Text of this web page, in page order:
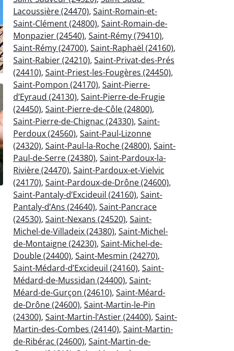
Lacoussière (24470), Saint-Romain-et-
Saint-Clément (24800), Saint-Romain-de-
Monpazier (24540), Saint-Rémy (79410),
Saint-Rémy (24700), Saint-Raphaël (24160),
Saint-Rabier (24210), Saint-Privat-des-Prés
(24410), Saint-Priest-les-Fougères (24450),
Saint-Pompon (24170), Saint-Pierre-
d’Eyraud (24130), Saint-Pierre-de-Frugie
(24450), Saint-Pierre-de-Côle (24800),
Saint-Pierre-de-Chignac (24330), Saint-
Perdoux (24560), Saint-Paul-Lizonne
(24320), Saint-Paul-la-Roche (24800), Saint-
Paul-de-Serre (24380), Saint-Pardoux-la-
Rivière (24470), Saint-Pardoux-et-Vielvic
(24170), Saint-Pardoux-de-Drône (24600),
Saint-Pantaly-d’Excideuil (24160), Saint-
Pantaly-d’Ans (24640), Saint-Pancrace
(24530), Saint-Nexans (24520), Saint-
Michel-de-Villadeix (24380), Saint-Michel-
de-Montaigne (24230), Saint-Michel-de-
Double (24400), Saint-Mesmin (24270),
Saint-Médard-d’Excideuil (24160), Saint-
Médard-de-Mussidan (24400), Saint-
Méard-de-Gurçon (24610), Saint-Méard-
de-Drône (24600), Saint-Martin-le-Pin
(24300), Saint-Martin-l’Astier (24400), Saint-
Martin-des-Combes (24140), Saint-Martin-
de-Ribérac (24600), Saint-Martin-de-